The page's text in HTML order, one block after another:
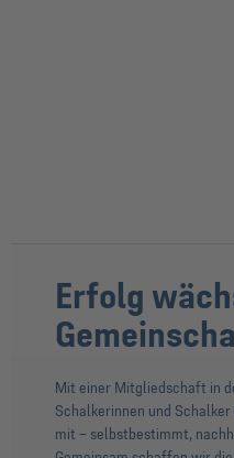
Erfolg
Mit einer Mitgliedschaft in
Schalkerinnen und
mit – selbstbestimmt,